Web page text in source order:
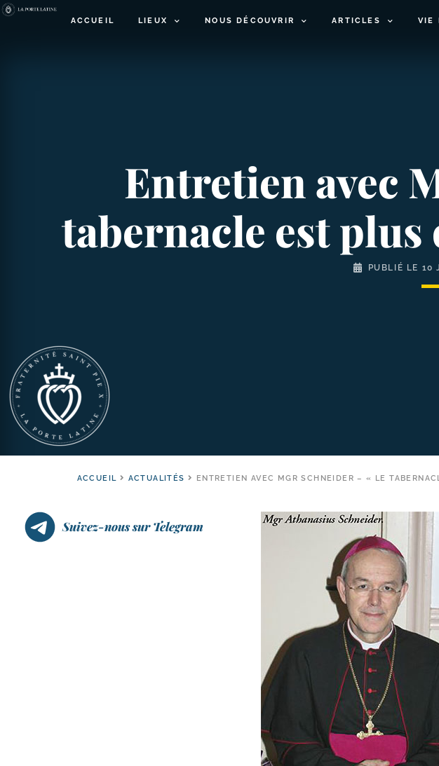
ACCUEIL LIEUX NOUS DÉCOUVRIR ARTICLES VIE
Entretien avec
tabernacle est
PUBLIÉ LE 10
ACCUEIL ACTUALITÉS ENTRETIEN AVEC MGR SCHNEIDER – « LE
Suivez-nous sur Telegram